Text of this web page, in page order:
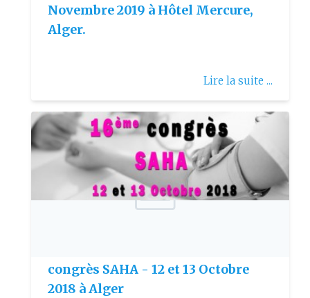
Novembre 2019 à Hôtel Mercure,
Alger.
Lire la suite ...
congrès SAHA - 12 et 13 Octobre
2018 à Alger